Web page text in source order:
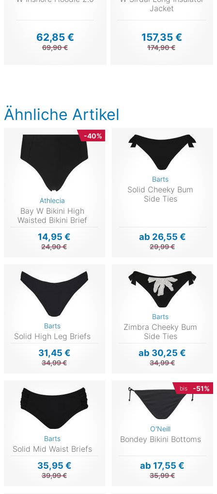
62,85 €
69,90 €
Jacket
157,35 €
174,90 €
Ähnliche Artikel
-40%
Athlecia
Bay W Bikini High
Waisted Bikini Brief
14,95 €
24,90 €
Barts
Solid Cheeky Bum
Side Ties
ab 26,55 €
29,99 €
Barts
Solid High Leg Briefs
31,45 €
34,99 €
Barts
Zimbra Cheeky Bum
Side Ties
ab 30,25 €
34,99 €
Barts
Solid Mid Waist Briefs
35,95 €
39,99 €
bis -51%
O'Neill
Bondey Bikini Bottoms
ab 17,55 €
35,99 €